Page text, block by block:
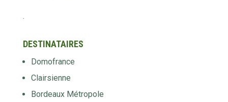
.
DESTINATAIRES
Domofrance
Clairsienne
Bordeaux Métropole